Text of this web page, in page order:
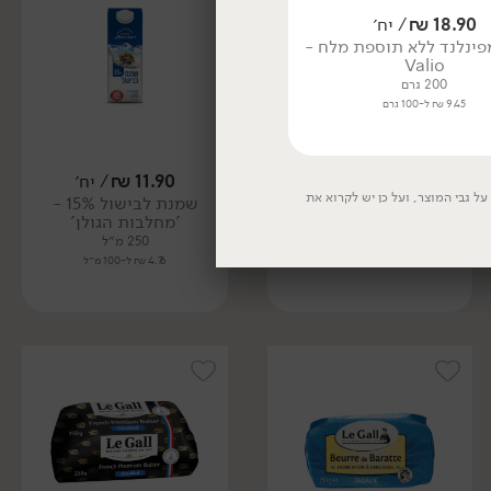
שמנת עמידה להקצפה
11.90
₪/ יח׳
שמנת לבישול 15% -
'מחלבות הגולן'
250 מ״ל
4.76 ₪ ל-100 מ״ל
18.90
₪/ יח׳
ללא תוספת מלח -
Valio
200 גרם
9.45 ₪ ל-100 גרם
19.90
₪
חמאה צרפתית
200 גרם
9.95 ₪ ל-100 גרם
גבי המוצר, ועל כן יש לקרוא את